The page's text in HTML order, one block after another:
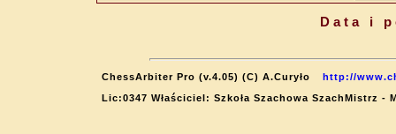
Data i
ChessArbiter Pro (v.4.05) (C) A.Curyło
http://
Lic:0347 Właściciel: Szkoła Szachowa SzachMistrz -